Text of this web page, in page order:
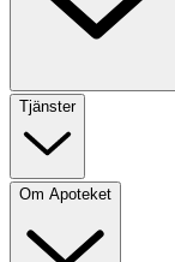
Tjänster
Om Apoteket